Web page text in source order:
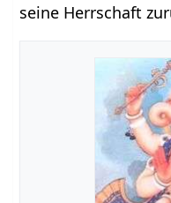
seine Herrschaft